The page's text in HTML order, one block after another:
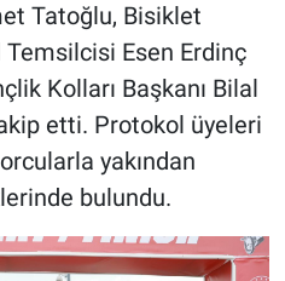
Tatoğlu, Bisiklet
Esen Erdinç
Kolları Başkanı Bilal
etti. Protokol üyeleri
yakından
bulundu.